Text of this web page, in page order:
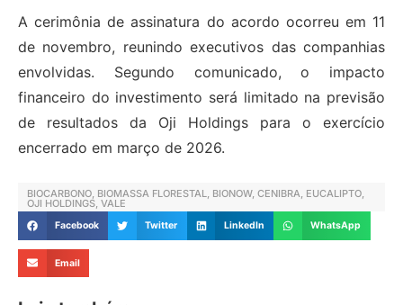
A cerimônia de assinatura do acordo ocorreu em 11
de novembro, reunindo executivos das companhias
envolvidas. Segundo comunicado, o impacto
financeiro do investimento será limitado na previsão
de resultados da Oji Holdings para o exercício
encerrado em março de 2026.
BIOCARBONO, BIOMASSA FLORESTAL, BIONOW, CENIBRA, EUCALIPTO,
OJI HOLDINGS, VALE
Facebook Twitter LinkedIn WhatsApp
Email